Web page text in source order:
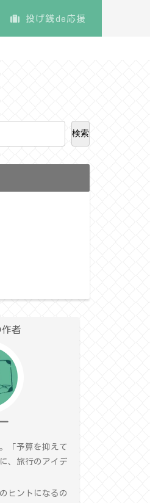
投げ銭de応援
検索
者
「予算を抑えて
、旅行のアイデ
ヒントになるの